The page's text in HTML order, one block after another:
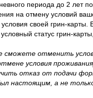
периода до 2 лет
на отмену условий
своей грин-
статус грин-
сможете отменить
условия
отказ от подачи
настоящим, а не